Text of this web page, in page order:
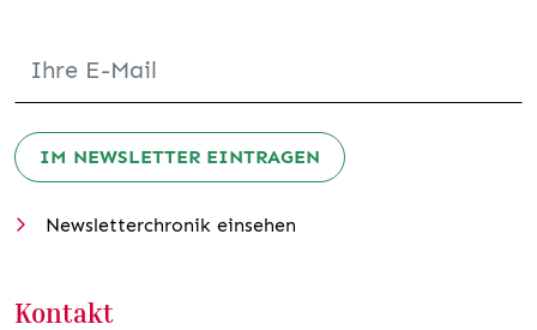
IM NEWSLETTER EINTRAGEN
Newsletterchronik einsehen
Kontakt